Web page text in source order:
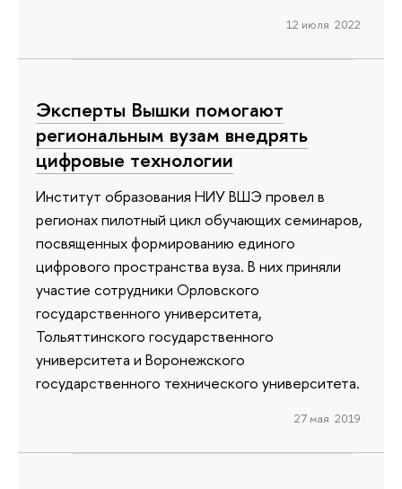
12 июля 2022
Эксперты Вышки помогают
региональным вузам внедрять
цифровые технологии
Институт образования НИУ ВШЭ провел в
регионах пилотный цикл обучающих семинаров,
посвященных формированию единого
цифрового пространства вуза. В них приняли
участие сотрудники Орловского
государственного университета,
Тольяттинского государственного
университета и Воронежского
государственного технического университета.
27 мая 2019